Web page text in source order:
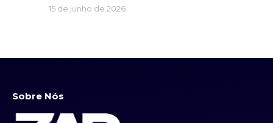
15 de junho de 2026
Sobre Nós